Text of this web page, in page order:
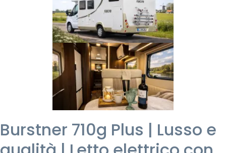
Burstner 710g Plus | Lusso e